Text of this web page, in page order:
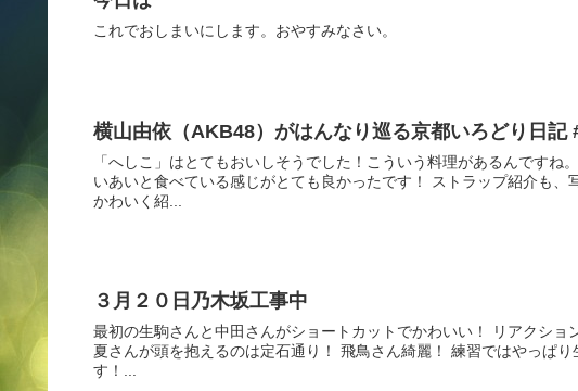
これでおしまいにします。おやすみなさい。
横山由依（AKB48）がはんなり巡る京都いろどり日記
「へしこ」はとてもおいしそうでした！こういう料理があるんです
いあいと食べている感じがとても良かったです！ ストラップ紹介も
かわいく紹...
３月２０日乃木坂工事中
最初の生駒さんと中田さんがショートカットでかわいい！ リアクシ
夏さんが頭を抱えるのは定石通り！ 飛鳥さん綺麗！ 練習ではやっぱ
す！...